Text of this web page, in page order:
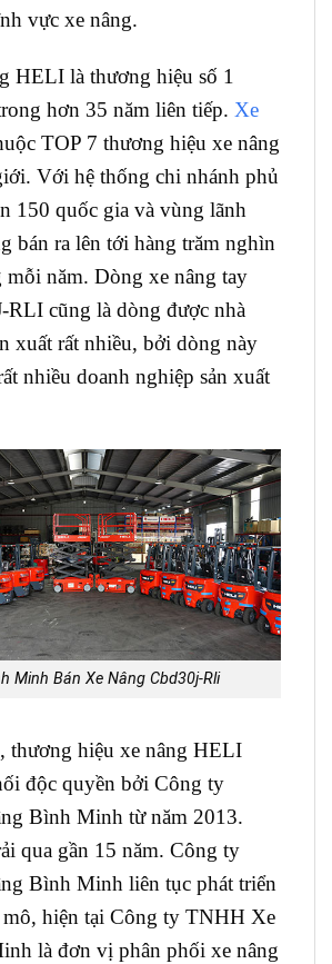
vực xe nâng.
HELI là thương hiệu số 1
hơn 35 năm liên tiếp. Xe
TOP 7 thương hiệu xe nâng
Với hệ thống chi nhánh phủ
150 quốc gia và vùng lãnh
bán ra lên tới hàng trăm nghìn
mỗi năm. Dòng xe nâng tay
RLI cũng là dòng được nhà
xuất rất nhiều, bởi dòng này
nhiều doanh nghiệp sản xuất
Minh Bán Xe Nâng Cbd30j-Rli
thương hiệu xe nâng HELI
độc quyền bởi Công ty
Bình Minh từ năm 2013.
qua gần 15 năm. Công ty
Bình Minh liên tục phát triển
hiện tại Công ty TNHH Xe
là đơn vị phân phối xe nâng